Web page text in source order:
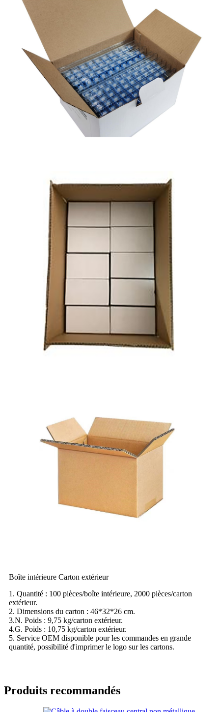
Boîte intérieure Carton extérieur
1. Quantité : 100 pièces/boîte intérieure, 2000 pièces/carton
extérieur.
2. Dimensions du carton : 46*32*26 cm.
3.N. Poids : 9,75 kg/carton extérieur.
4.G. Poids : 10,75 kg/carton extérieur.
5. Service OEM disponible pour les commandes en grande
quantité, possibilité d'imprimer le logo sur les cartons.
Produits recommandés